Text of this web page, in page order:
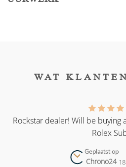
WAT
Rockstar dealer! Will be buying
Rolex
Geplaatst op
Chrono24